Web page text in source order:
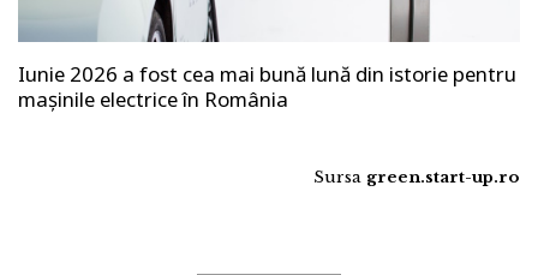
Iunie 2026 a fost cea mai bună lună din istorie pentru
mașinile electrice în România
Sursa green.start-up.ro